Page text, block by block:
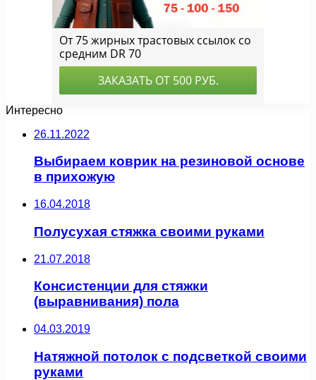
Интересно
26.11.2022
Выбираем коврик на резиновой основе
в прихожую
16.04.2018
Полусухая стяжка своими руками
21.07.2018
Консистенции для стяжки
(выравнивания) пола
04.03.2019
Натяжной потолок с подсветкой своими
руками